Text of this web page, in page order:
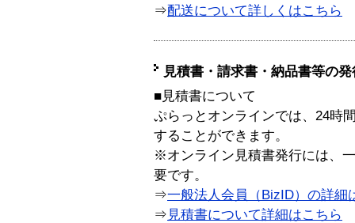
⇒配送について詳しくはこちら
見積書・請求書・納品書等の
■見積書について
ぷらっとオンラインでは、24時
することができます。
※オンライン見積書発行には、
要です。
⇒一般法人会員（BizID）の詳細
⇒ 見積書について詳細はこちら